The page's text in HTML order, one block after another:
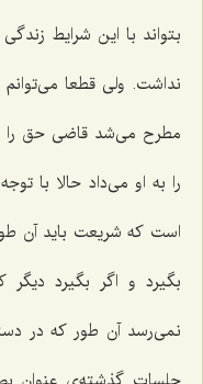
بتواند با این شرایط
نداشت. ولی قطعا
مطرح می‌شد قاضی حق را
را به او می‌داد حالا با
است که شریعت باید آن
بگیرد و اگر بگیرد
نمی‌رسد آن طور که در